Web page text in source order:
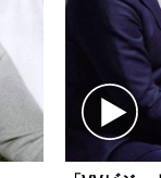
超えるチェン
スのコミュニ
公平な世界を